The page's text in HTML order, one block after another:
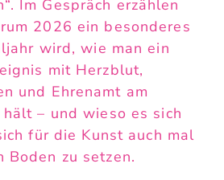
Im Gespräch erzählen
2026 ein besonderes
wird, wie man ein
mit Herzblut,
und Ehrenamt am
hält – und wieso es sich
für die Kunst auch mal
Boden zu setzen.